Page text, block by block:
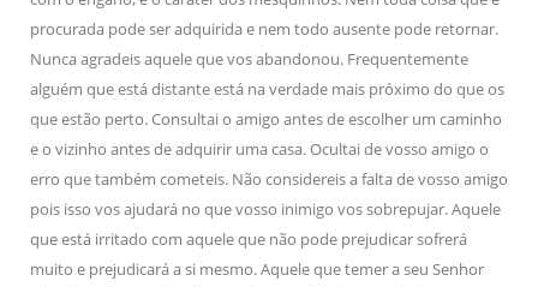
procurada pode ser adquirida e nem todo ausente pode retornar.
Nunca agradeis aquele que vos abandonou. Frequentemente
alguém que está distante está na verdade mais próximo do que os
que estão perto. Consultai o amigo antes de escolher um caminho
e o vizinho antes de adquirir uma casa. Ocultai de vosso amigo o
erro que também cometeis. Não considereis a falta de vosso amigo
pois isso vos ajudará no que vosso inimigo vos sobrepujar. Aquele
que está irritado com aquele que não pode prejudicar sofrerá
muito e prejudicará a si mesmo. Aquele que temer a seu Senhor